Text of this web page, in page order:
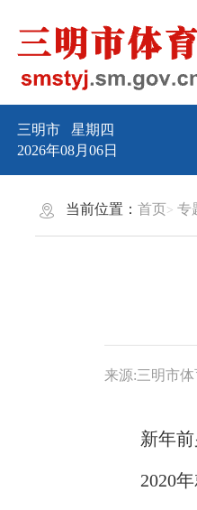
三明市星期四
2026年08月06日
当前位置：首页 专
来源:三明市体
新年前夕
2020年